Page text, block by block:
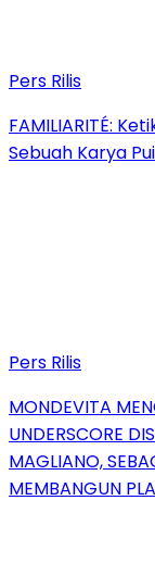
Pers Rilis
FAMILIARITÉ:
Sebuah Karya
Pers Rilis
MONDEVITA
UNDERSCORE
MAGLIANO,
MEMBANGUN